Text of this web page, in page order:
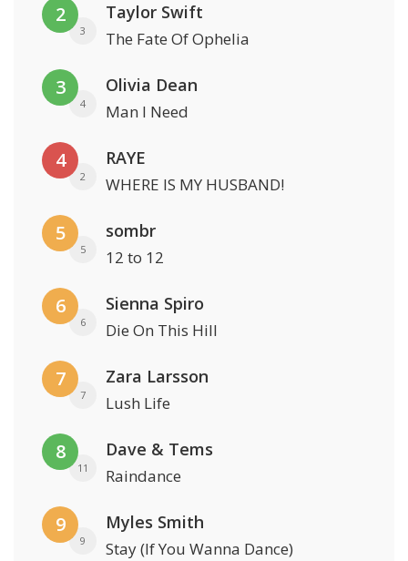
2
3
Taylor Swift
The Fate Of Ophelia
3
4
Olivia Dean
Man I Need
4
2
RAYE
WHERE IS MY HUSBAND!
5
5
sombr
12 to 12
6
6
Sienna Spiro
Die On This Hill
7
7
Zara Larsson
Lush Life
8
11
Dave & Tems
Raindance
9
9
Myles Smith
Stay (If You Wanna Dance)